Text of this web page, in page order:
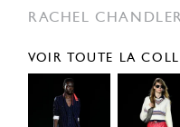
RACHEL
VOIR TOUTE LA